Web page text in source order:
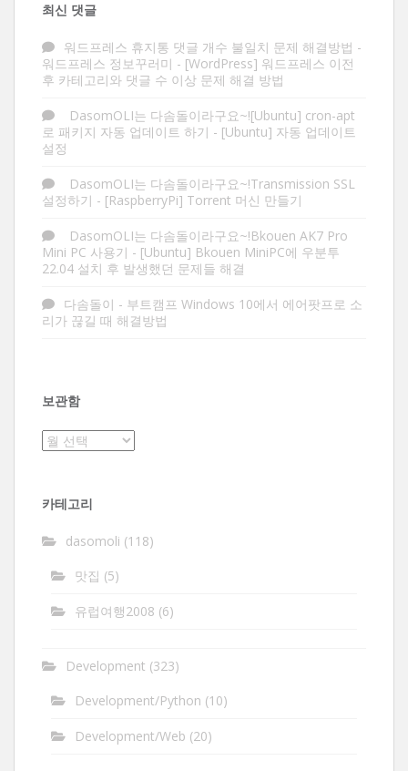
최신 댓글
워드프레스 휴지통 댓글 개수 불일치 문제 해결방법 -
워드프레스 정보꾸러미 - [WordPress] 워드프레스 이전
후 카테고리와 댓글 수 이상 문제 해결 방법
DasomOLI는 다솜돌이라구요~![Ubuntu] cron-apt
로 패키지 자동 업데이트 하기 - [Ubuntu] 자동 업데이트
설정
DasomOLI는 다솜돌이라구요~!Transmission SSL
설정하기 - [RaspberryPi] Torrent 머신 만들기
DasomOLI는 다솜돌이라구요~!Bkouen AK7 Pro
Mini PC 사용기 - [Ubuntu] Bkouen MiniPC에 우분투
22.04 설치 후 발생했던 문제들 해결
다솜돌이 - 부트캠프 Windows 10에서 에어팟프로 소
리가 끊길 때 해결방법
보관함
보
카테고리
dasomoli (118)
맛집 (5)
유럽여행2008 (6)
Development (323)
Development/Python (10)
Development/Web (20)